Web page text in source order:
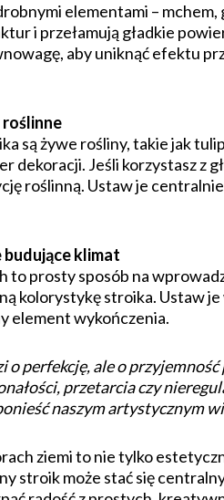
elementami –
i przełamują gładkie
aby uniknąć efektu
roślinne
są żywe rośliny, takie jak
dekoracji. Jeśli korzystasz z
roślinną. Ustaw je
budujące klimat
to prosty sposób na
kolorystykę stroika. Ustaw
element wykończenia.
o perfekcję, ale o
przetarcia czy
naszym artystycznym
ziemi to nie tylko
stroik może stać się